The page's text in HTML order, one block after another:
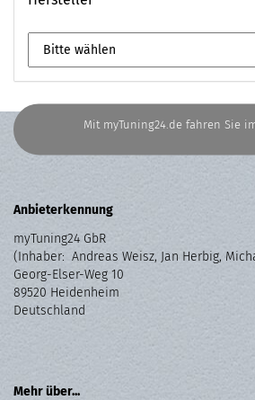
Mit myTuning24.de fahren Sie
Anbieterkennung
myTuning24 GbR
(Inhaber: Andreas Weisz, Jan Herbig,
Georg-Elser-Weg 10
89520 Heidenheim
Deutschland
Mehr über...